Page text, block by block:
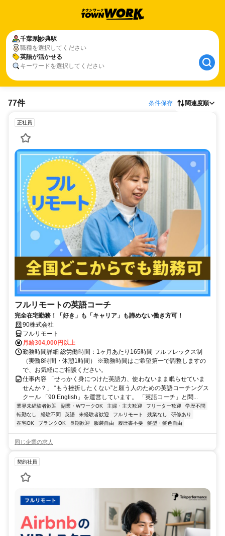
千葉県妙典駅
職種を選択してください
英語が活かせる
キーワードを選択してください
77件 条件保存 関連度順
正社員
フルリモートの英語コーチ
完全在宅勤務！「好き」も「キャリア」も諦めない働き方可！
90株式会社
フルリモート
月給304,000円以上
勤務時間詳細 総労働時間：1ヶ月あたり165時間 フルフレックス制
（実働8時間・休憩1時間） ※勤務時間はご希望第一で調整しますの
で、お気軽にご相談ください。
仕事内容 「せっかく身につけた英語力、使わないまま眠らせていま
せんか？」 “もう挫折したくない”と願う人のための英語コーチングス
クール 「90 English」を運営しています。 「英語コーチ」と聞...
業界未経験者歓迎 副業・WワークOK 主婦・主夫歓迎 フリーター歓迎
学歴不問
転勤なし
経験不問 英語 未経験者歓迎 フルリモート 残業なし
研修あり
在宅OK
ブランクOK 長期歓迎 服装自由 履歴書不要 髪型・髪色自由
同じ企業の求人
契約社員